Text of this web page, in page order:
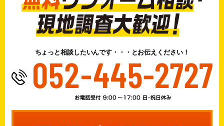
ちょっと相談したいんです・・・とお伝えください！